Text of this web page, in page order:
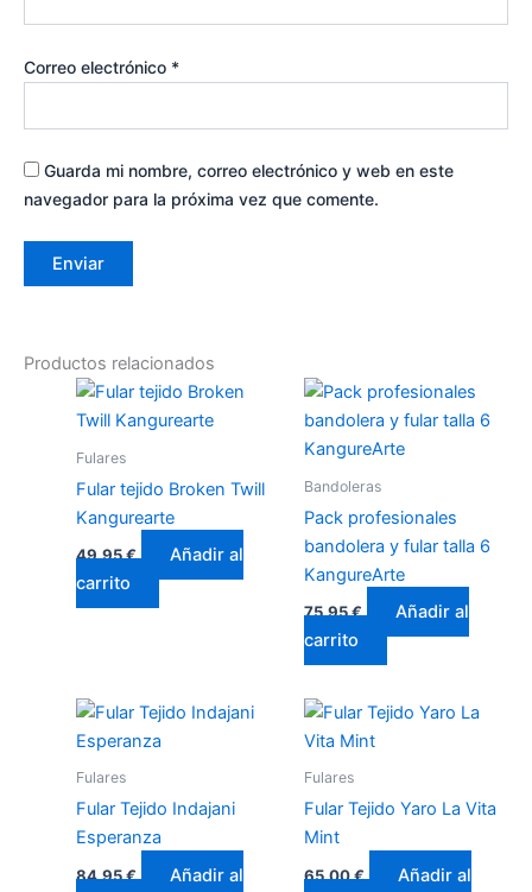
Correo electrónico *
Guarda mi nombre, correo electrónico y web en este
navegador para la próxima vez que comente.
Productos relacionados
Fulares
Fular tejido Broken Twill
Kangurearte
49,95€
Añadir al
carrito
Bandoleras
Pack profesionales
bandolera y fular talla 6
KangureArte
75,95€
Añadir al
carrito
Fulares
Fular Tejido Indajani
Esperanza
84,95€ Añadir al
Fulares
Fular Tejido Yaro La Vita
Mint
65,00€ Añadir al